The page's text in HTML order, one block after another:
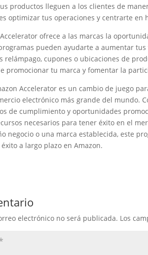
productos lleguen a los clientes de
optimizar tus operaciones y centrarte en
ofrece a las marcas la
pueden ayudarte a aumentar
relámpago, cupones o ubicaciones de
promocionar tu marca y fomentar la
Accelerator es un cambio de juego
electrónico más grande del mundo.
de cumplimiento y oportunidades
necesarios para tener éxito en el
negocio o una marca establecida, este
a largo plazo en Amazon.
electrónico no será publicada. Los